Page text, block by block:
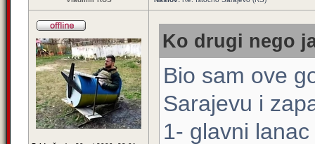
Ko drugi nego
Bio sam ove
Sarajevu i
1- glavni